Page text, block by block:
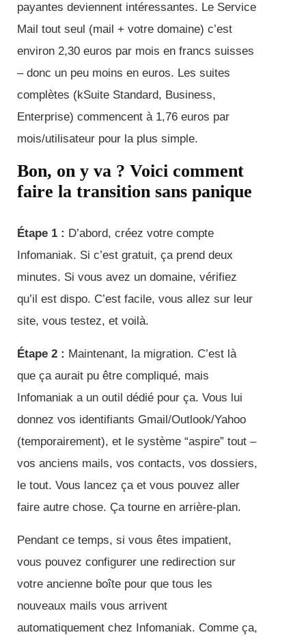
payantes deviennent intéressantes. Le Service
Mail tout seul (mail + votre domaine) c’est
environ 2,30 euros par mois en francs suisses
– donc un peu moins en euros. Les suites
complètes (kSuite Standard, Business,
Enterprise) commencent à 1,76 euros par
mois/utilisateur pour la plus simple.
Bon, on y va ? Voici comment
faire la transition sans panique
Étape 1 : D’abord, créez votre compte
Infomaniak. Si c’est gratuit, ça prend deux
minutes. Si vous avez un domaine, vérifiez
qu’il est dispo. C’est facile, vous allez sur leur
site, vous testez, et voilà.
Étape 2 : Maintenant, la migration. C’est là
que ça aurait pu être compliqué, mais
Infomaniak a un outil dédié pour ça. Vous lui
donnez vos identifiants Gmail/Outlook/Yahoo
(temporairement), et le système “aspire” tout –
vos anciens mails, vos contacts, vos dossiers,
le tout. Vous lancez ça et vous pouvez aller
faire autre chose. Ça tourne en arrière-plan.
Pendant ce temps, si vous êtes impatient,
vous pouvez configurer une redirection sur
votre ancienne boîte pour que tous les
nouveaux mails vous arrivent
automatiquement chez Infomaniak. Comme ça,